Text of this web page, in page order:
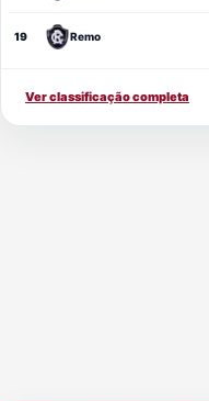
19 Remo
Ver classificação completa